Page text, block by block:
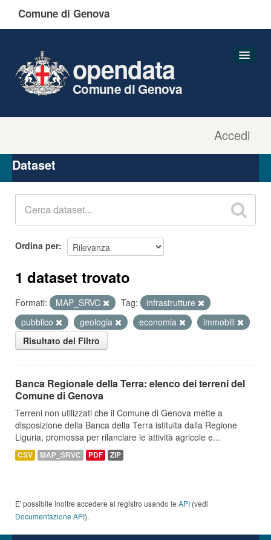
Comune di Genova
Accedi
opendata
Comune di Genova
Organizzazioni
Gruppi
Dataset
Ordina per
1 dataset trovato
Formati: MAP_SRVC Tag:
infrastrutture
pubblico
geologia economia
immobili
Risultato del Filtro
Banca Regionale della Terra: elenco dei terreni del
Comune di Genova
Terreni non utilizzati che il Comune di Genova mette a
disposizione della Banca della Terra istituita dalla Regione
Liguria, promossa per rilanciare le attività agricole e...
CSV MAP_SRVC PDF ZIP
E' possibile inoltre accedere al registro usando le API (vedi
Documentazione API).